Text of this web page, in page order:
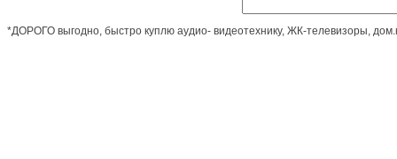
*ДОРОГО выгодно, быстро куплю аудио- видеотехнику, ЖК-телевизоры,